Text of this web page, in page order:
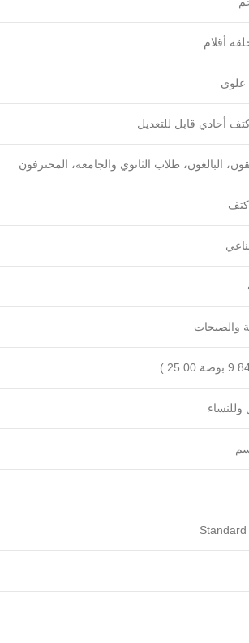
أحادي قابل للتعديل
البالغون، طلاب الثانوي والجامعة، المحترفون
كتف
والصيحات
وللنساء